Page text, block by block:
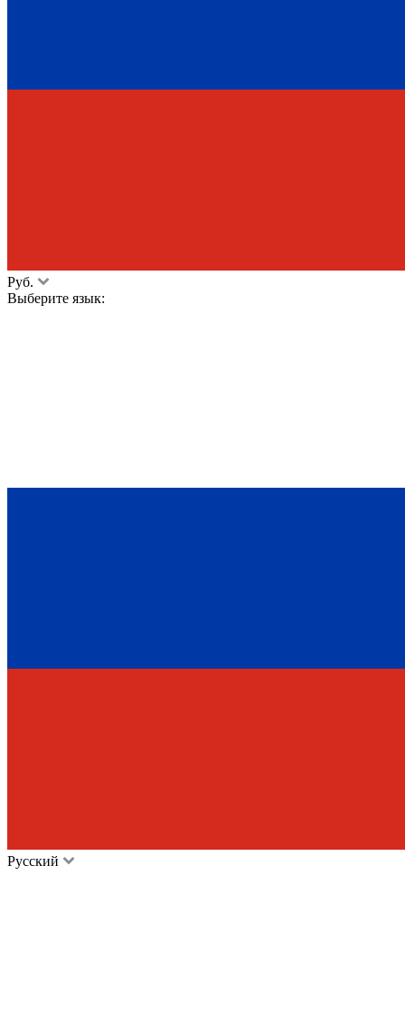
Руб.
Выберите язык:
Русский